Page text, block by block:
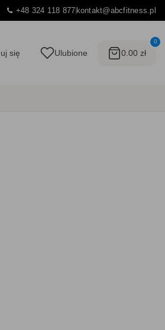
+48 324 118 877kontakt@abcfitness.pl
się Ulubione
0
0.00 zł